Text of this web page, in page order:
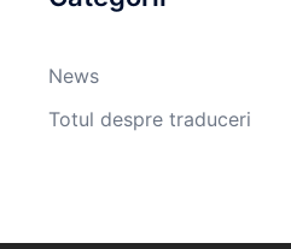
News
Totul despre traduceri